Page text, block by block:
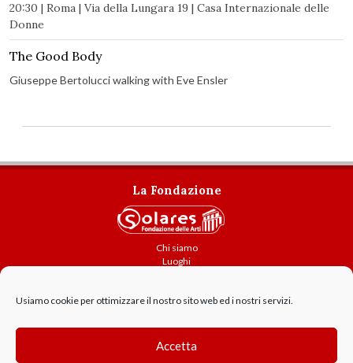
Usiamo cookie per ottimizzare il nostro sito web ed i nostri servizi.
Accetta
20:30 | Roma | Via della Lungara 19 | Casa Internazionale delle
Donne
The Good Body
Giuseppe Bertolucci walking with Eve Ensler
La Fondazione
Chi siamo
Luoghi
Contatti
Cookie Policy
GDPR - Privacy